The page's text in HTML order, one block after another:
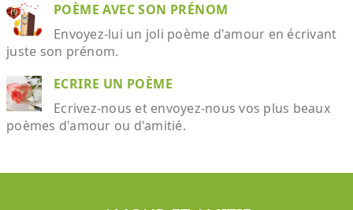
POÈME AVEC SON PRÉNOM
Envoyez-lui un joli poème d'amour en écrivant
juste son prénom.
ECRIRE UN POÈME
Ecrivez-nous et envoyez-nous vos plus beaux
poèmes d'amour ou d'amitié.